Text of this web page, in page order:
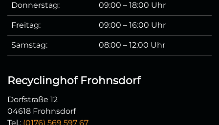
Donnerstag: 09:00 – 18:00 Uhr
Freitag: 09:00 – 16:00 Uhr
Samstag: 08:00 – 12:00 Uhr
Recyclinghof Frohnsdorf
Dorfstraße 12
04618 Frohnsdorf
Tel.: (0176) 569 597 67